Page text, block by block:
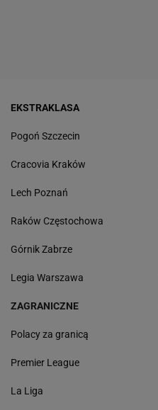
EKSTRAKLASA
Pogoń Szczecin
Cracovia Kraków
Lech Poznań
Raków Częstochowa
Górnik Zabrze
Legia Warszawa
ZAGRANICZNE
Polacy za granicą
Premier League
La Liga